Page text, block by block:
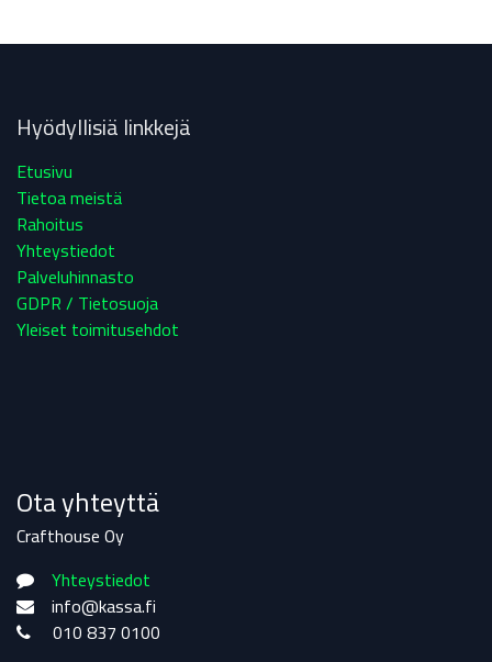
Hyödyllisiä linkkejä
Etusivu
Tietoa meistä
Rahoitus
Yhteystiedot
Palveluhinnasto
GDPR / Tietosuoja
Yleiset toimitusehdot
Ota yhteyttä
Crafthouse Oy
Yhteystiedot
info@kassa.fi
010 837 0100